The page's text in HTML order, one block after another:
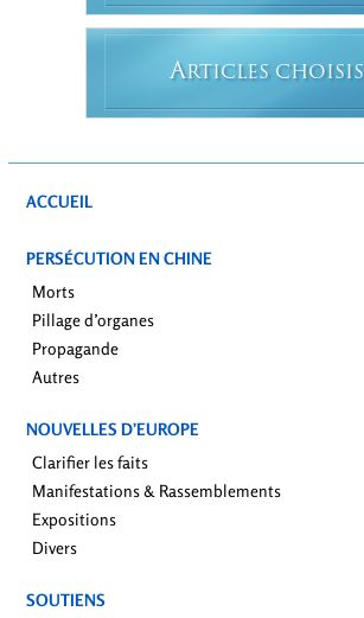
ARTICLES CHOISIS
ACCUEIL
PERSÉCUTION EN CHINE
Morts
Pillage d’organes
Propagande
Autres
NOUVELLES D’EUROPE
Clarifier les faits
Manifestations & Rassemblements
Expositions
Divers
SOUTIENS